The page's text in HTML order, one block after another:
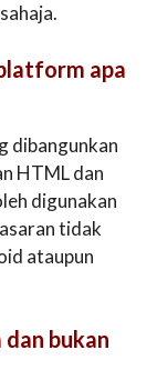
apa
dibangunkan
HTML dan
digunakan
tidak
ataupun
bukan